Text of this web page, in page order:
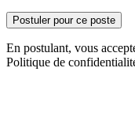
Postuler pour ce poste
En postulant, vous
Politique de